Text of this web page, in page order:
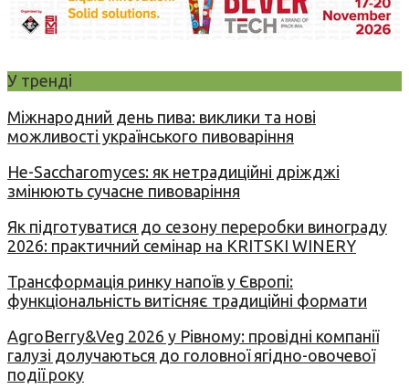
У тренді
Міжнародний день пива: виклики та нові
можливості українського пивоваріння
Не-Saccharomyces: як нетрадиційні дріжджі
змінюють сучасне пивоваріння
Як підготуватися до сезону переробки винограду
2026: практичний семінар на KRITSKI WINERY
Трансформація ринку напоїв у Європі:
функціональність витісняє традиційні формати
AgroBerry&Veg 2026 у Рівному: провідні компанії
галузі долучаються до головної ягідно-овочевої
події року